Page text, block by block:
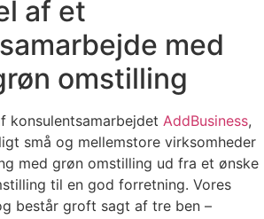
af et
med
omstilling
konsulentsamarbejdet AddBusiness,
små og mellemstore virksomheder
med grøn omstilling ud fra et ønske
til en god forretning. Vores
består groft sagt af tre ben –